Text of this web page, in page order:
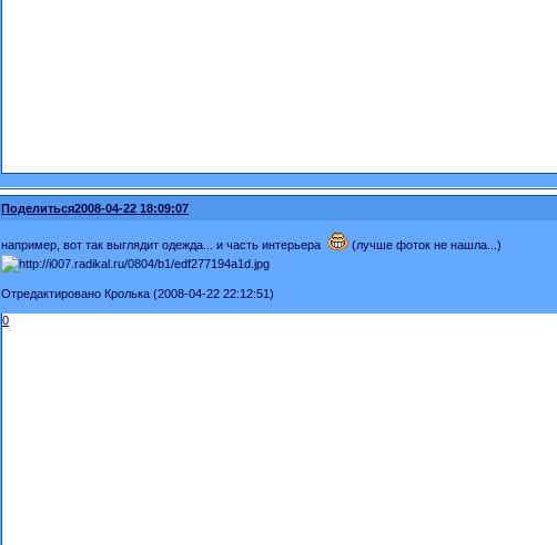
Поделиться2008-04-22 18:09:07
например, вот так выглядит одежда... и часть интерьера (лучше фоток не нашла...)
Отредактировано Кролька (2008-04-22 22:12:51)
0